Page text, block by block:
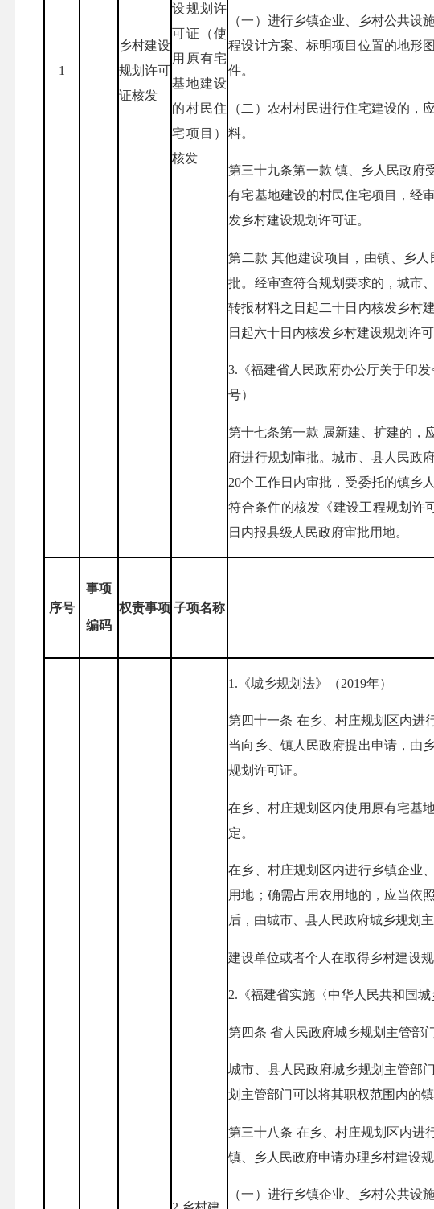
1
乡村建设
规划许可
证核发
设规划许
可证（使
用原有宅
基地建设
的村民住
宅项目）
核发
（一）进行乡镇企业、乡村公共
程设计方案、标明项目位置的地形
件。
（二）农村村民进行住宅建设的
料。
第三十九条第一款 镇、乡人民政府
有宅基地建设的村民住宅项目，经
发乡村建设规划许可证。
第二款 其他建设项目，由镇、乡
批。经审查符合规划要求的，城市
转报材料之日起二十日内核发乡村
日起六十日内核发乡村建设规划许可
3.《福建省人民政府办公厅关于印
号）
第十七条第一款 属新建、扩建的，
府进行规划审批。城市、县人民政
20个工作日内审批，受委托的镇乡
符合条件的核发《建设工程规划许
日内报县级人民政府审批用地。
序号
事项
编码
权责事项 子项名称
1.《城乡规划法》（2019年）
第四十一条 在乡、村庄规划区内进
当向乡、镇人民政府提出申请，由
规划许可证。
在乡、村庄规划区内使用原有宅基
定。
在乡、村庄规划区内进行乡镇企业
用地；确需占用农用地的，应当依
后，由城市、县人民政府城乡规划
建设单位或者个人在取得乡村建设
2.《福建省实施〈中华人民共和国
第四条 省人民政府城乡规划主管部
城市、县人民政府城乡规划主管部
划主管部门可以将其职权范围内的
第三十八条 在乡、村庄规划区内进
镇、乡人民政府申请办理乡村建设规
（一）进行乡镇企业、乡村公共